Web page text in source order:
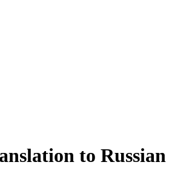
to Russian